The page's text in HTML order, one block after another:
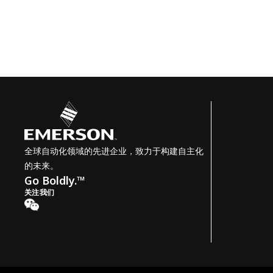
全球自动化领域的先进企业，致力于构建自主化
的未来。
Go Boldly.™
关注我们